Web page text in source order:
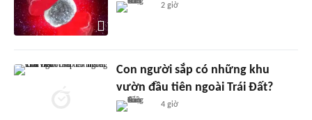
2 giờ
Con người sắp có những khu
vườn đầu tiên ngoài Trái Đất?
4 giờ